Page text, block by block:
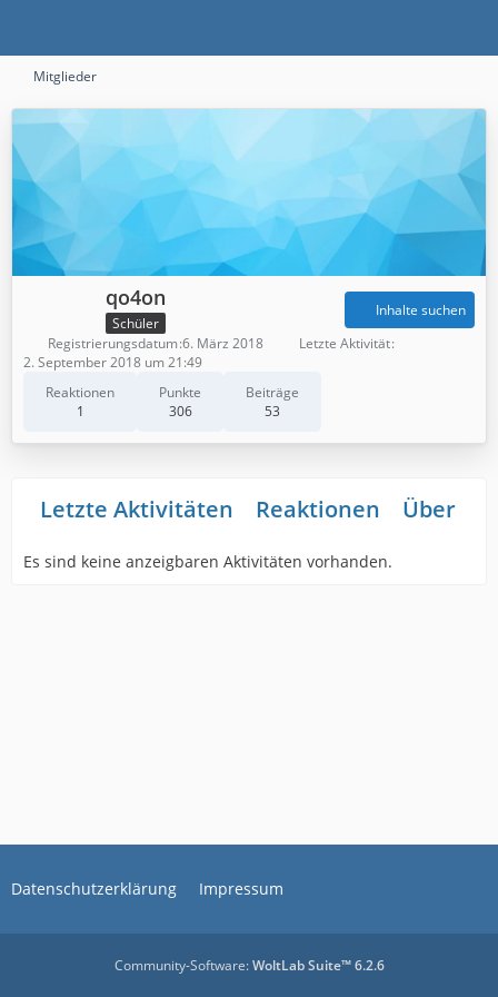
Mitglieder
qo4on
Schüler
Reaktionen
1
Punkte
306
Beiträge
53
Inhalte suchen
Registrierungsdatum 6. März 2018
Letzte Aktivität
2. September 2018 um 21:49
Letzte Aktivitäten Reaktionen Über
Es sind keine anzeigbaren Aktivitäten vorhanden.
Datenschutzerklärung Impressum
Community-Software:WoltLab Suite™ 6.2.6